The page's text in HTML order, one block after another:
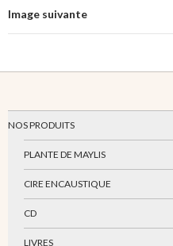
Image suivante
NOS PRODUITS
PLANTE DE MAYLIS
CIRE ENCAUSTIQUE
CD
LIVRES